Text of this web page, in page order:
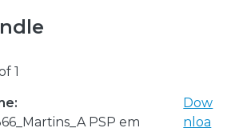
1
PSP em
Dow
nloa